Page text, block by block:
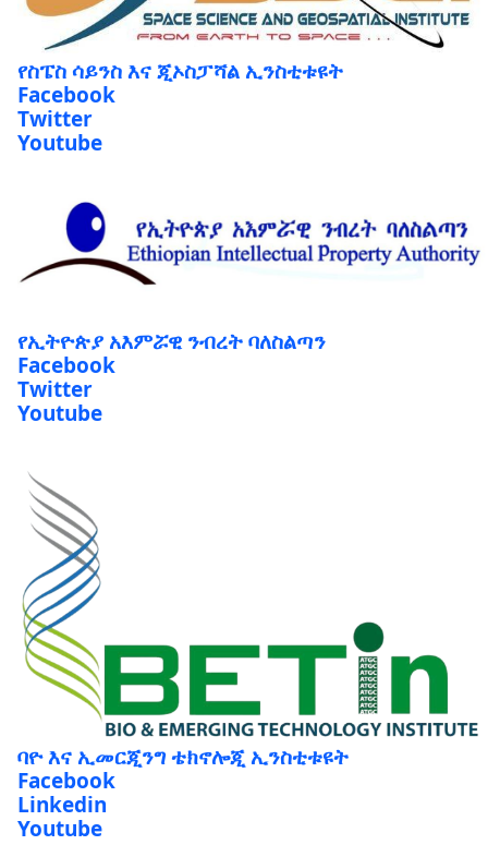
የስፔስ ሳይንስ እና ጂኦስፓሻል ኢንስቲቱዩት
Facebook
Twitter
Youtube
የኢትዮጵያ አእምሯዊ ንብረት ባለስልጣን
Facebook
Twitter
Youtube
ባዮ እና ኢመርጂንግ ቴክኖሎጂ ኢንስቲቱዩት
Facebook
Linkedin
Youtube